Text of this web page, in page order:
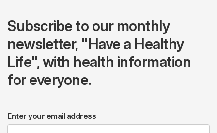
Subscribe to our monthly
newsletter, "Have a Healthy
Life", with health information
for everyone.
Enter your email address